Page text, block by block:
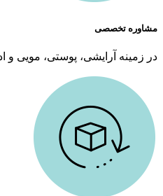
مشاوره تخصصی
در زمینه آرایشی، پوستی، مویی و